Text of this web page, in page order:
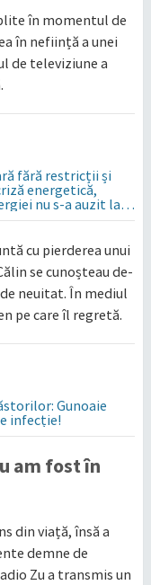
în momentul de
în neființă a unei
de televiziune a
fără restricții și
energetică,
nu s-a auzit la
Emil Boc
cu pierderea unui
se cunoșteau de-
neuitat. În mediul
pe care îl regretă.
Gunoaie
infecție!
am fost în
din viață, însă a
demne de
Zu a transmis un